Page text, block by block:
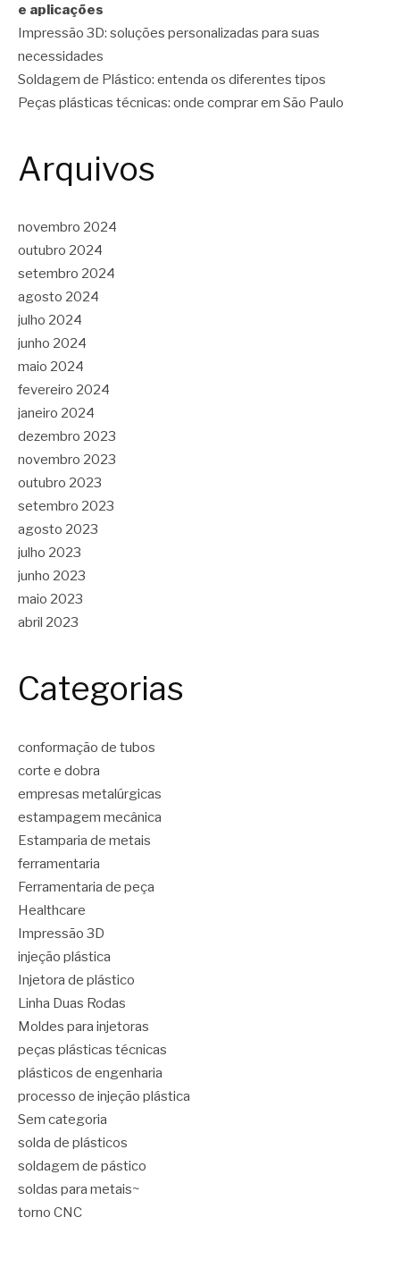
e aplicações
Impressão 3D: soluções personalizadas para suas
necessidades
Soldagem de Plástico: entenda os diferentes tipos
Peças plásticas técnicas: onde comprar em São Paulo
Arquivos
novembro 2024
outubro 2024
setembro 2024
agosto 2024
julho 2024
junho 2024
maio 2024
fevereiro 2024
janeiro 2024
dezembro 2023
novembro 2023
outubro 2023
setembro 2023
agosto 2023
julho 2023
junho 2023
maio 2023
abril 2023
Categorias
conformação de tubos
corte e dobra
empresas metalúrgicas
estampagem mecânica
Estamparia de metais
ferramentaria
Ferramentaria de peça
Healthcare
Impressão 3D
injeção plástica
Injetora de plástico
Linha Duas Rodas
Moldes para injetoras
peças plásticas técnicas
plásticos de engenharia
processo de injeção plástica
Sem categoria
solda de plásticos
soldagem de pástico
soldas para metais~
torno CNC